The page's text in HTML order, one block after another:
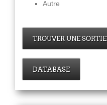
Autre
TROUVER UNE SORTIE
DATABASE